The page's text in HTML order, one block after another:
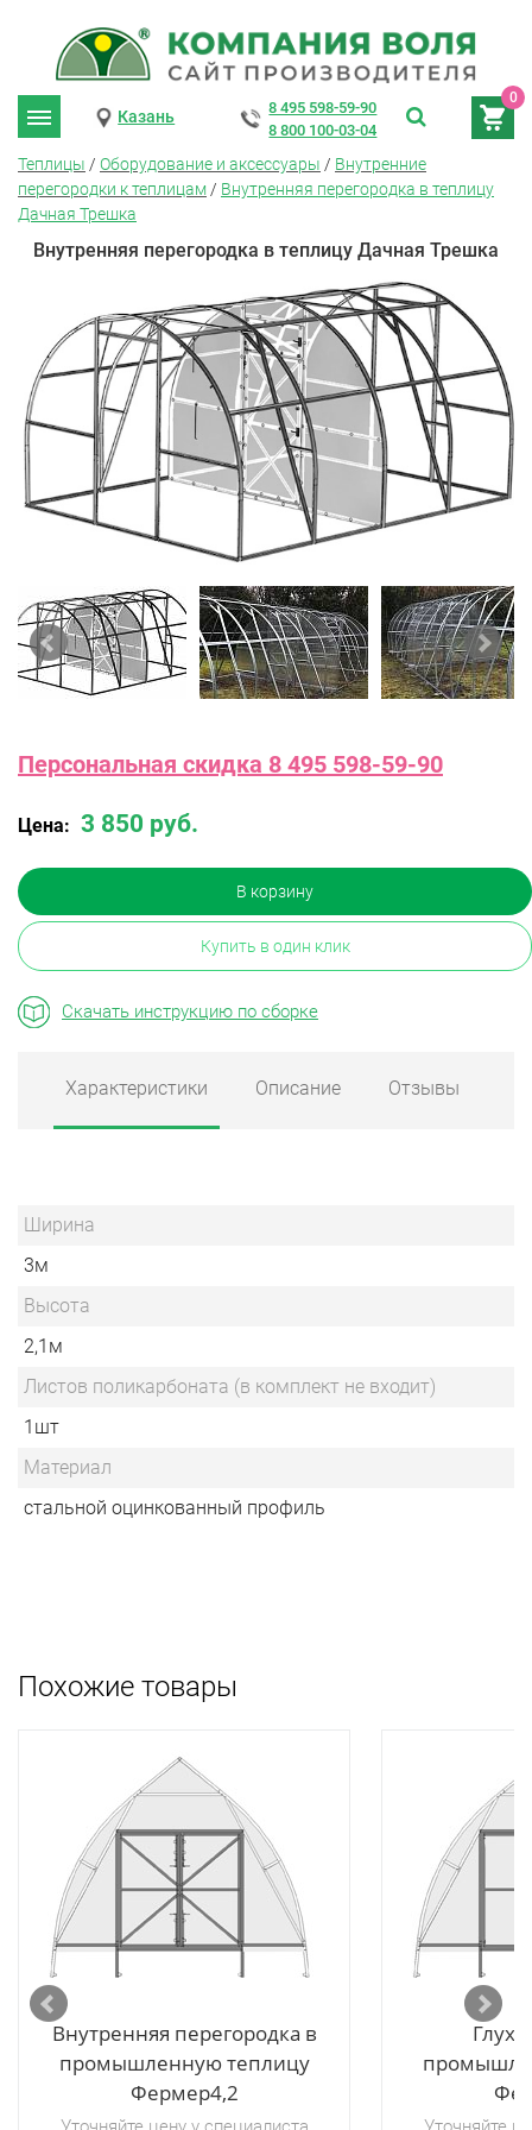
0
Казань
8 495 598-59-90
8 800 100-03-04
Теплицы / Оборудование и аксессуары / Внутренние
перегородки к теплицам / Внутренняя перегородка в теплицу
Дачная Трешка
Внутренняя перегородка в теплицу Дачная Трешка
Персональная скидка 8 495 598-59-90
Цена: 3 850 руб.
В корзину
Купить в один клик
Скачать инструкцию по сборке
Характеристики Описание Отзывы
Ширина
3м
Высота
2,1м
Листов поликарбоната (в комплект не входит)
1шт
Материал
стальной оцинкованный профиль
Похожие товары
Внутренняя перегородка в
промышленную теплицу
Фермер4,2